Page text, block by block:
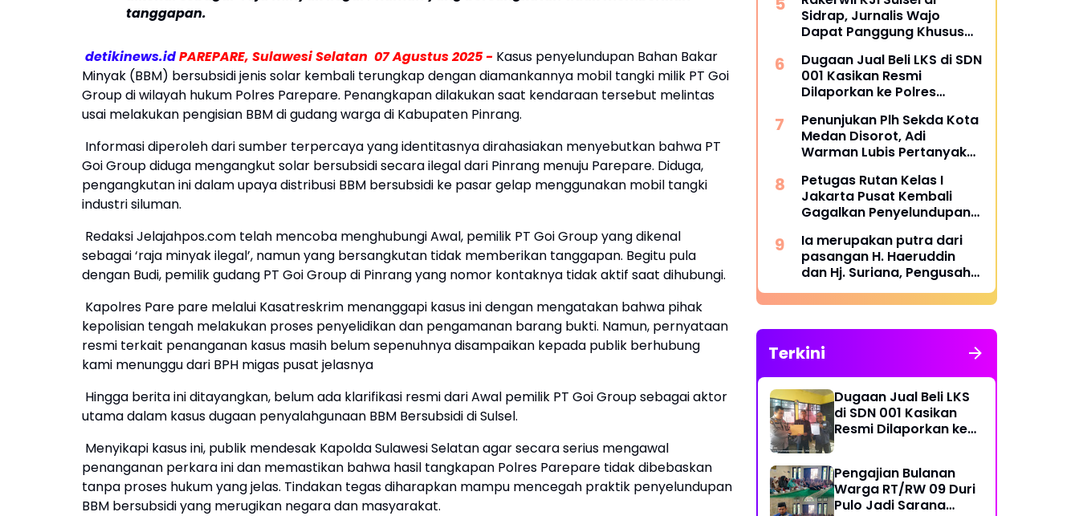
tanggapan.
detikinews.idPAREPARE, Sulawesi Selatan 07 Agustus 2025 - Kasus penyelundupan Bahan Bakar
Minyak (BBM) bersubsidi jenis solar kembali terungkap dengan diamankannya mobil tangki milik PT Goi
Group di wilayah hukum Polres Parepare. Penangkapan dilakukan saat kendaraan tersebut melintas
usai melakukan pengisian BBM di gudang warga di Kabupaten Pinrang.
Informasi diperoleh dari sumber terpercaya yang identitasnya dirahasiakan menyebutkan bahwa PT
Goi Group diduga mengangkut solar bersubsidi secara ilegal dari Pinrang menuju Parepare. Diduga,
pengangkutan ini dalam upaya distribusi BBM bersubsidi ke pasar gelap menggunakan mobil tangki
industri siluman.
Redaksi Jelajahpos.com telah mencoba menghubungi Awal, pemilik PT Goi Group yang dikenal
sebagai ‘raja minyak ilegal’, namun yang bersangkutan tidak memberikan tanggapan. Begitu pula
dengan Budi, pemilik gudang PT Goi Group di Pinrang yang nomor kontaknya tidak aktif saat dihubungi.
Kapolres Pare pare melalui Kasatreskrim menanggapi kasus ini dengan mengatakan bahwa pihak
kepolisian tengah melakukan proses penyelidikan dan pengamanan barang bukti. Namun, pernyataan
resmi terkait penanganan kasus masih belum sepenuhnya disampaikan kepada publik berhubung
kami menunggu dari BPH migas pusat jelasnya
Hingga berita ini ditayangkan, belum ada klarifikasi resmi dari Awal pemilik PT Goi Group sebagai aktor
utama dalam kasus dugaan penyalahgunaan BBM Bersubsidi di Sulsel.
Menyikapi kasus ini, publik mendesak Kapolda Sulawesi Selatan agar secara serius mengawal
penanganan perkara ini dan memastikan bahwa hasil tangkapan Polres Parepare tidak dibebaskan
tanpa proses hukum yang jelas. Tindakan tegas diharapkan mampu mencegah praktik penyelundupan
BBM bersubsidi yang merugikan negara dan masyarakat.
Sidrap, Jurnalis Wajo
Dapat Panggung Khusus
Dugaan Jual Beli LKS di SDN
001 Kasikan Resmi
Dilaporkan ke Polres
Metroterkini.id Desak Usut
Kasus Ini
Penunjukan Plh Sekda Kota
Medan Disorot, Adi
Warman Lubis Pertanyakan
Merit
Petugas Rutan Kelas I
Jakarta Pusat Kembali
Gagalkan Penyelundupan
Disembunyikan di Pakaian
Dalam Pengunjung
Ia merupakan putra dari
pasangan H. Haeruddin
dan Hj. Suriana, Pengusaha
Kontruksi Asal Soppeng :
Resmi Dilantik Ketua BPC
Terkini
Dugaan Jual Beli LKS
di SDN 001 Kasikan
Resmi Dilaporkan ke
Metroterkini.id Desak
Usut Kasus Ini
Pengajian Bulanan
Warga RT/RW 09 Duri
Pulo Jadi Sarana